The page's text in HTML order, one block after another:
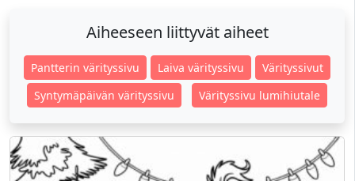
Aiheeseen liittyvät aiheet
Pantterin värityssivu Laiva värityssivu
Värityssivut
Syntymäpäivän värityssivu
Värityssivu lumihiutale